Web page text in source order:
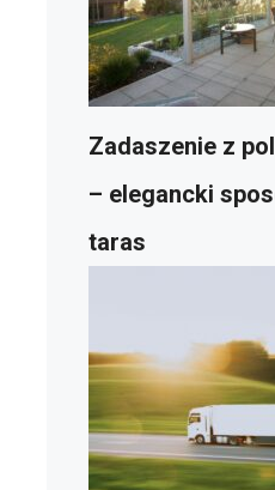
Zadaszenie z
– elegancki
taras